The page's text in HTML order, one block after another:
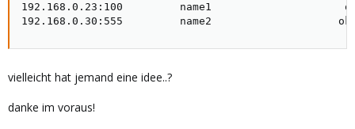
192.168.0.23:100         name1                     ok
192.168.0.30:555         name2                    ok
vielleicht hat jemand eine idee..?
danke im voraus!